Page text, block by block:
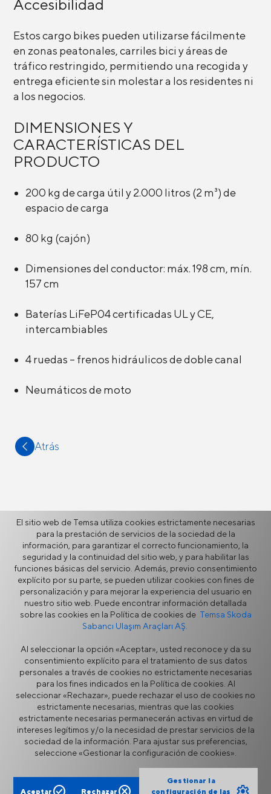
Accesibilidad
Estos cargo bikes pueden utilizarse fácilmente
en zonas peatonales, carriles bici y áreas de
tráfico restringido, permitiendo una recogida y
entrega eficiente sin molestar a los residentes ni
a los negocios.
DIMENSIONES Y
CARACTERÍSTICAS DEL
PRODUCTO
200 kg de carga útil y 2.000 litros (2 m³) de
espacio de carga
80 kg (cajón)
Dimensiones del conductor: máx. 198 cm, mín.
157 cm
Baterías LiFeP04 certificadas UL y CE,
intercambiables
4 ruedas – frenos hidráulicos de doble canal
Neumáticos de moto
Atrás
Más
Autobús
Soluciones de Movilidad
Electrificación
e-Quad
Seguridad de la Información
Aviso Legal
Privacidad
Política de Cookies
Portal de proveedores
Línea directa de ética
Formulario de contacto
El sitio web de Temsa utiliza cookies estrictamente necesarias
para la prestación de servicios de la sociedad de la
información, para garantizar el correcto funcionamiento, la
seguridad y la continuidad del sitio web, y para habilitar las
funciones básicas del servicio. Además, previo consentimiento
explícito por su parte, se pueden utilizar cookies con fines de
personalización y para mejorar la experiencia del usuario en
nuestro sitio web. Puede encontrar información detallada
sobre las cookies en la Política de cookies de Temsa Skoda
Sabancı Ulaşım Araçları AŞ.
Al seleccionar la opción «Aceptar», usted reconoce y da su
consentimiento explícito para el tratamiento de sus datos
personales a través de cookies no estrictamente necesarias
para los fines indicados en la Política de cookies. Al
seleccionar «Rechazar», puede rechazar el uso de cookies no
estrictamente necesarias, mientras que las cookies
estrictamente necesarias permanecerán activas en virtud de
intereses legítimos y/o la necesidad de prestar servicios de la
sociedad de la información. Para ajustar sus preferencias,
seleccione «Gestionar la configuración de cookies».
Aceptar Rechazar
Gestionar la
configuración de las